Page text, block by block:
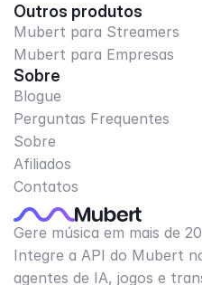
Outros produtos
Mubert para Streamers
Mubert para Empresas
Sobre
Blogue
Perguntas Frequentes
Sobre
Afiliados
Contatos
Gere música em mais de
Integre a API do Mubert
agentes de IA, jogos e